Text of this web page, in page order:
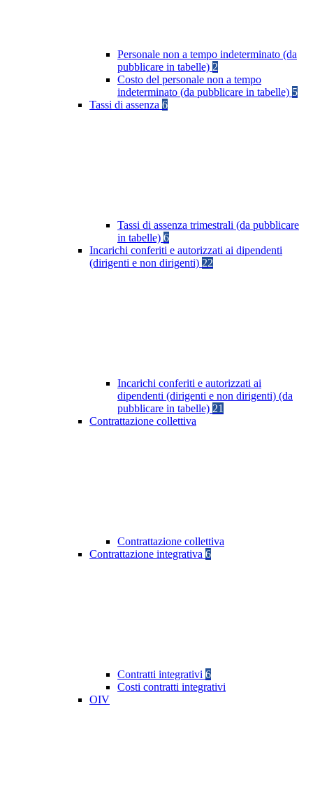
Personale non a tempo indeterminato (da
pubblicare in tabelle) 2
Costo del personale non a tempo
indeterminato (da pubblicare in tabelle) 5
Tassi di assenza 6
Tassi di assenza trimestrali (da pubblicare
in tabelle) 6
Incarichi conferiti e autorizzati ai dipendenti
(dirigenti e non dirigenti) 22
Incarichi conferiti e autorizzati ai
dipendenti (dirigenti e non dirigenti) (da
pubblicare in tabelle) 21
Contrattazione collettiva
Contrattazione collettiva
Contrattazione integrativa 6
Contratti integrativi 6
Costi contratti integrativi
OIV